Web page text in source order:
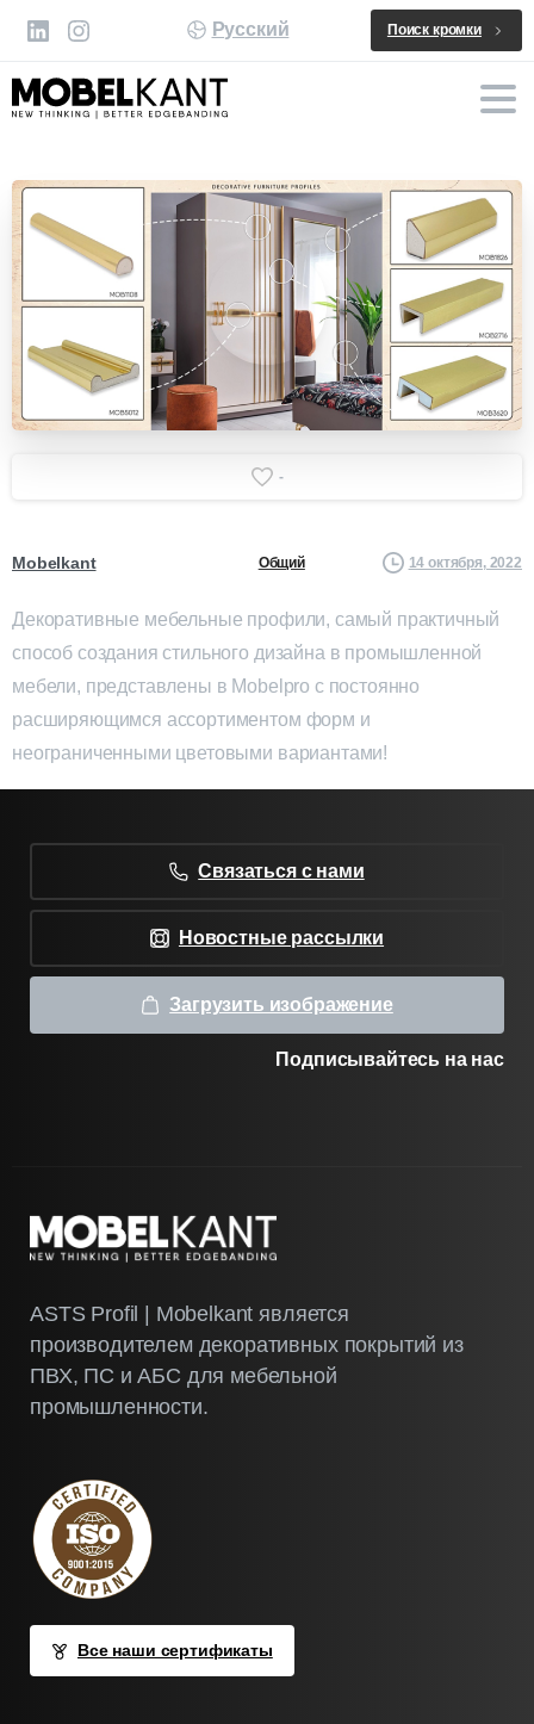
Русский Поиск кромки
-
Mobelkant Общий 14 октября, 2022
Декоративные мебельные профили, самый практичный
способ создания стильного дизайна в промышленной
мебели, представлены в Mobelpro с постоянно
расширяющимся ассортиментом форм и
неограниченными цветовыми вариантами!
Связаться с нами
Новостные рассылки
Загрузить изображение
Подписывайтесь на нас
ASTS Profil | Mobelkant является
производителем декоративных покрытий из
ПВХ, ПС и АБС для мебельной
промышленности.
Все наши сертификаты